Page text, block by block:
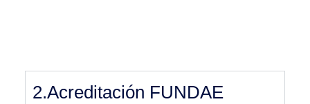
2.Acreditación FUNDAE